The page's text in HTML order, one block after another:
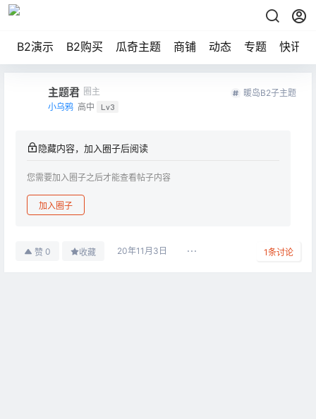
B2演示 B2购买 瓜奇主题 商铺 动态 专题 快讯
主题君 圈主
小乌鸦 高中 Lv3
暖岛B2子主题
隐藏内容，加入圈子后阅读
您需要加入圈子之后才能查看帖子内容
加入圈子
赞 0 收藏 20年11月3日 1条讨论